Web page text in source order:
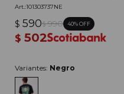
101303737NE
$ 590$ 990 40
$ 502
Variantes: Negro